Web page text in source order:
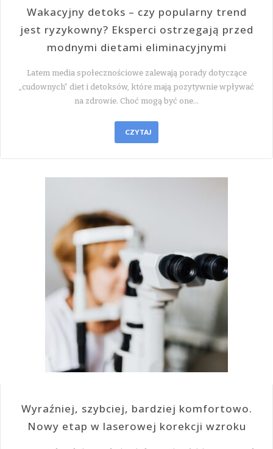
Wakacyjny detoks – czy popularny trend
jest ryzykowny? Eksperci ostrzegają przed
modnymi dietami eliminacyjnymi
Latem media społecznościowe zalewają porady dotyczące
„cudownych” diet i detoksów, które mają pozytywnie wpływać
na zdrowie. Choć mogą być one…
CZYTAJ
Wyraźniej, szybciej, bardziej komfortowo.
Nowy etap w laserowej korekcji wzroku